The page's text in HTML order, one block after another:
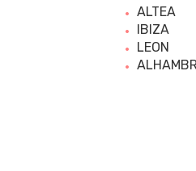
ALTEA
IBIZA
LEON